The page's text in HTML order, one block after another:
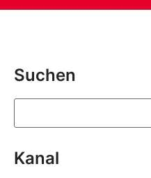
Suchen
Kanal